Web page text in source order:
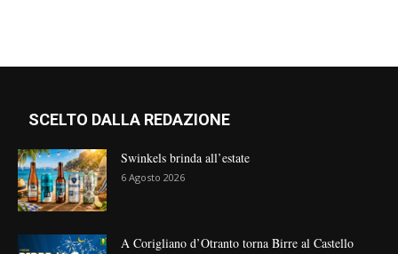
SCELTO DALLA REDAZIONE
Swinkels brinda all’estate
6 Agosto 2026
A Corigliano d’Otranto torna Birre al Castello